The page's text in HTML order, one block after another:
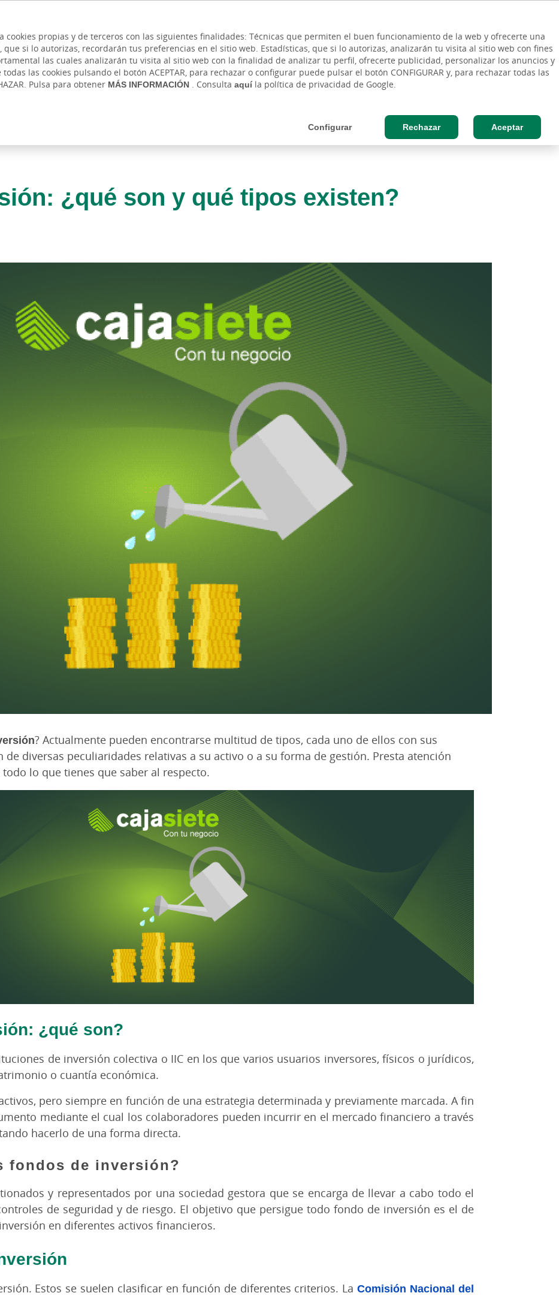
propias y de terceros con las siguientes finalidades: Técnicas que permiten el buen funcionamiento de la web y ofrecerte una
si lo autorizas, recordarán tus preferencias en el sitio web. Estadísticas, que si lo autorizas, analizarán tu visita al sitio web con fines
las cuales analizarán tu visita al sitio web con la finalidad de analizar tu perfil, ofrecerte publicidad, personalizar los anuncios y
las cookies pulsando el botón ACEPTAR, para rechazar o configurar puede pulsar el botón CONFIGURAR y, para rechazar todas las
Pulsa para obtener MÁS INFORMACIÓN. Consulta aquíla política de privacidad de Google.
Configurar Rechazar Aceptar
DE
PRIVADA AUTÓNOMOS Y EMPRENDEDORES EMPRESAS AGRO
¿qué son y qué tipos existen?
? Actualmente pueden encontrarse multitud de tipos, cada uno de ellos con sus
diversas peculiaridades relativas a su activo o a su forma de gestión. Presta atención
lo que tienes que saber al respecto.
¿qué son?
de inversión colectiva o IIC en los que varios usuarios inversores, físicos o jurídicos,
o cuantía económica.
pero siempre en función de una estrategia determinada y previamente marcada. A fin
mediante el cual los colaboradores pueden incurrir en el mercado financiero a través
hacerlo de una forma directa.
fondos de inversión?
y representados por una sociedad gestora que se encarga de llevar a cabo todo el
de seguridad y de riesgo. El objetivo que persigue todo fondo de inversión es el de
en diferentes activos financieros.
Estos se suelen clasificar en función de diferentes criterios. LaComisión Nacional del